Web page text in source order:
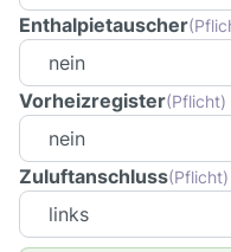
Enthalpietauscher
Vorheizregister(Pflicht)
Zuluftanschluss(Pflicht)